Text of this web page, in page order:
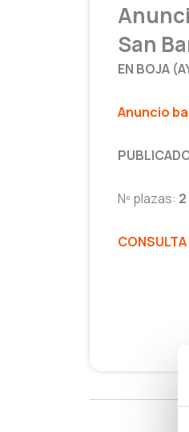
San
EN BOJA
Anuncio
Nº plazas: